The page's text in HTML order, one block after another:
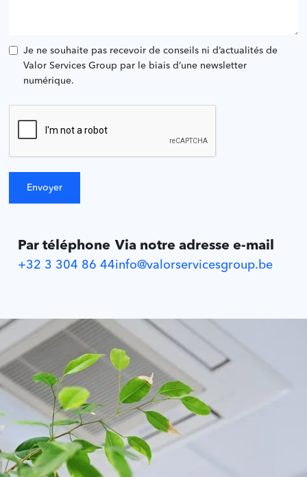
Je ne souhaite pas recevoir de conseils ni d’actualités de
Valor Services Group par le biais d’une newsletter
numérique.
Par téléphone
+32 3 304 86 44
Via notre adresse e-mail
info@valorservicesgroup.be